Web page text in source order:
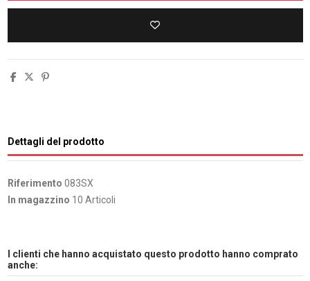
Dettagli del prodotto
Riferimento 083SX
In magazzino 10 Articoli
I clienti che hanno acquistato questo prodotto hanno comprato
anche: